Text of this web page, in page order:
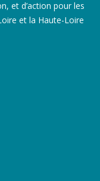
et d’action pour les
et la Haute-Loire